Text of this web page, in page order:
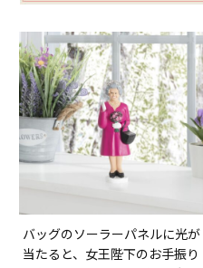
バッグのソーラーパネルに光が
当たると、女王陛下のお手振り